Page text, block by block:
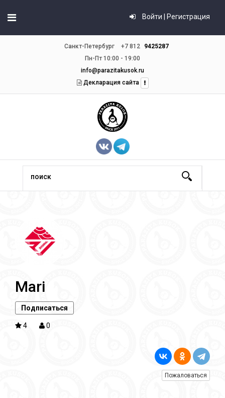
Войти | Регистрация
Санкт-Петербург +7 812
9425287
Пн-Пт 10:00 - 19:00
info@parazitakusok.ru
Декларация сайта
Mari
Подписаться
4 0
Пожаловаться